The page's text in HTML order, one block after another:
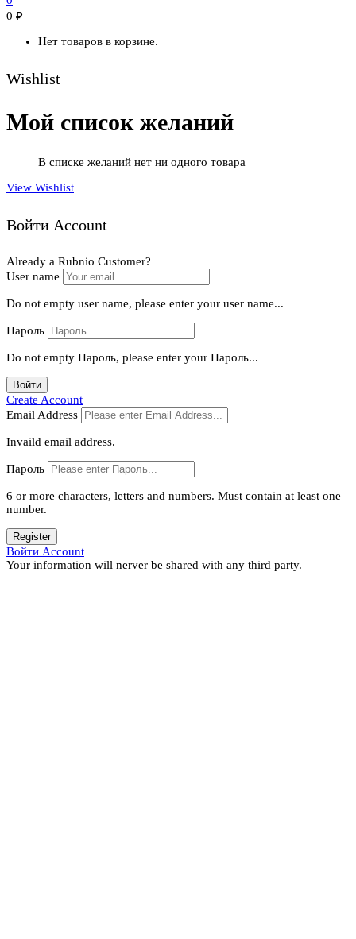
0 ₽
Нет товаров в корзине.
Wishlist
Мой список желаний
В списке желаний нет ни одного товара
View Wishlist
Войти Account
Already a Rubnio Customer?
User name
Do not empty user name, please enter your user name...
Пароль
Do not empty Пароль, please enter your Пароль...
Войти
Create Account
Email Address
Invaild email address.
Пароль
6 or more characters, letters and numbers. Must contain at least one
number.
Register
Войти Account
Your information will nerver be shared with any third party.